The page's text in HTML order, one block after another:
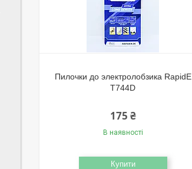
Пилочки до электролобзика RapidE
T744D
175 ₴
В наявності
Купити